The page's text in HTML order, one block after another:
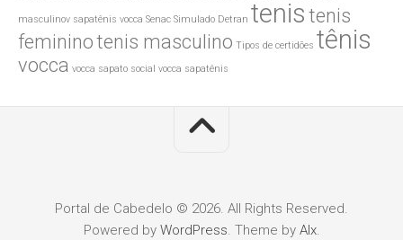
masculinov sapatênis vocca Senac Simulado Detran tenis tenis
femininotenis masculino Tipos de certidões tênis
vocca vocca sapato social vocca sapatênis
Portal de Cabedelo © 2026. All Rights Reserved.
Powered by WordPress. Theme by Alx.